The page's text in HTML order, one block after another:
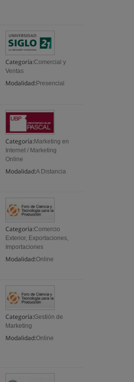
Categoría:Comercial y
Ventas
Modalidad: Presencial
Categoría: Marketing en
Internet / Marketing
Online
Modalidad:A Distancia
Categoría:Comercio
Exterior, Exportaciones,
Importaciones
Modalidad:Online
Categoría:Gestión de
Marketing
Modalidad:Online